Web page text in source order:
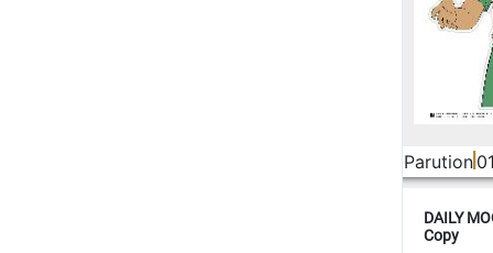
Parution
DAILY
Copy